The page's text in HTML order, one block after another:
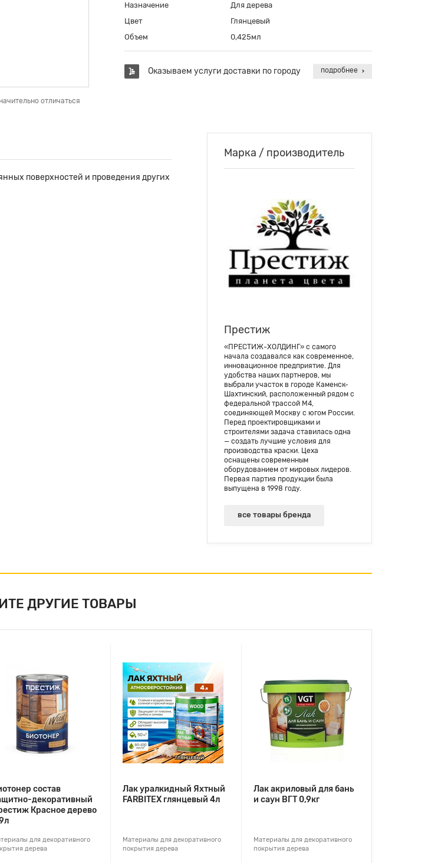
отличаться
Назначение
Для дерева
Цвет
Глянцевый
Объем
0,425мл
Оказываем услуги доставки по городу подробнее
поверхностей и проведения других
Марка / производитель
Престиж
«ПРЕСТИЖ-ХОЛДИНГ» с самого
начала создавался как современное,
инновационное предприятие. Для
удобства наших партнеров, мы
выбрали участок в городе Каменск-
Шахтинский, расположенный рядом с
федеральной трассой М4,
соединяющей Москву с югом России.
Перед проектировщиками и
строителями задача ставилась одна
— создать лучшие условия для
производства краски. Цеха
оснащены современным
оборудованием от мировых лидеров.
Первая партия продукции была
выпущена в 1998 году.
все товары бренда
ДРУГИЕ ТОВАРЫ
состав
декоративный
Красное дерево
для декоративного
дерева
Лак уралкидный Яхтный
FARBITEX глянцевый 4л
Материалы для декоративного
покрытия дерева
Лак акриловый для бань
и саун ВГТ 0,9кг
Материалы для декоративного
покрытия дерева